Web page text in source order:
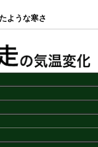
ような寒さ